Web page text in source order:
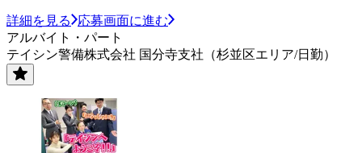
詳細を見る
応募画面に進む
アルバイト・パート
テイシン警備株式会社 国分寺支社（杉並区エリア/日勤）